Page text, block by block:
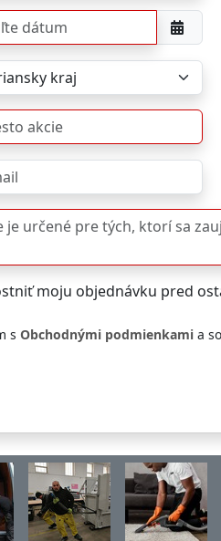
moju objednávku pred
s Obchodnými podmienkami a